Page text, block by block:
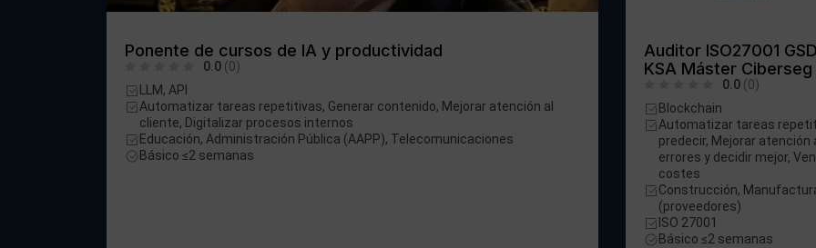
Ponente de cursos de IA y productividad
0.0 (0)
LLM, API
Automatizar tareas repetitivas, Generar contenido, Mejorar atención al
cliente, Digitalizar procesos internos
Educación, Administración Pública (AAPP), Telecomunicaciones
Básico ≤2 semanas
Auditor ISO27001
KSA Máster Ciberseg
0.0 (0)
Blockchain
Automatizar tareas
predecir, Mejorar
errores y decidir mejor,
costes
Construcción,
(proveedores)
ISO 27001
Básico ≤2 semanas